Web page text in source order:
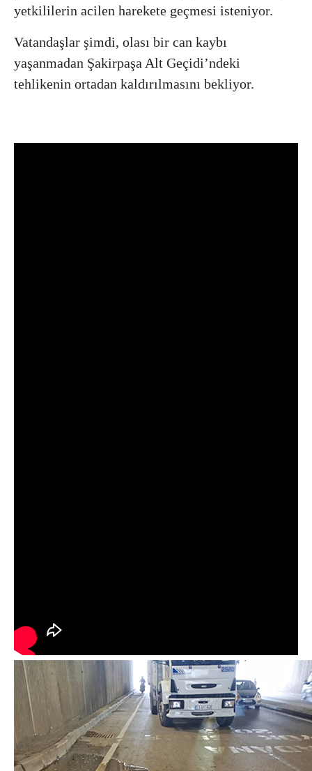
yetkililerin acilen harekete geçmesi isteniyor.
Vatandaşlar şimdi, olası bir can kaybı
yaşanmadan Şakirpaşa Alt Geçidi’ndeki
tehlikenin ortadan kaldırılmasını bekliyor.